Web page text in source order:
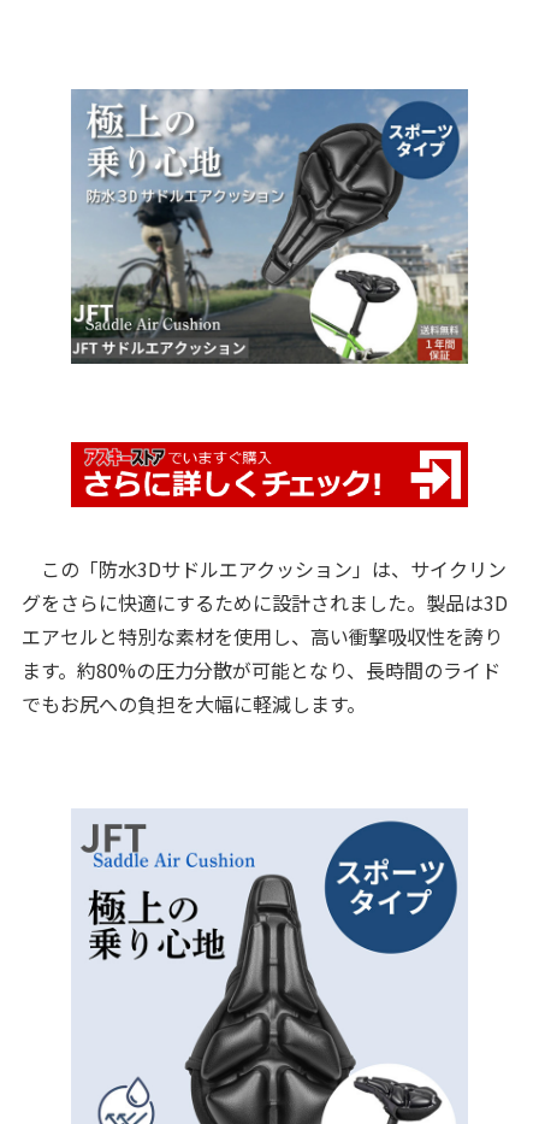
この「防水3Dサドルエアクッション」は、サイクリン
グをさらに快適にするために設計されました。製品は3D
エアセルと特別な素材を使用し、高い衝撃吸収性を誇り
ます。約80%の圧力分散が可能となり、長時間のライド
でもお尻への負担を大幅に軽減します。